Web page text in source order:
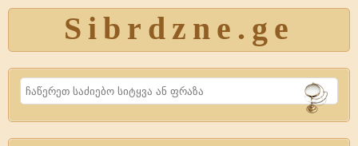
Sibrdzne.ge
Search